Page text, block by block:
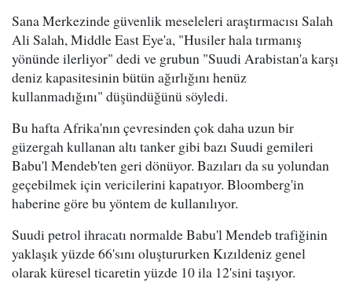
Sana Merkezinde güvenlik meseleleri araştırmacısı Salah
Ali Salah, Middle East Eye'a, "Husiler hala tırmanış
yönünde ilerliyor" dedi ve grubun "Suudi Arabistan'a karşı
deniz kapasitesinin bütün ağırlığını henüz
kullanmadığını" düşündüğünü söyledi.
Bu hafta Afrika'nın çevresinden çok daha uzun bir
güzergah kullanan altı tanker gibi bazı Suudi gemileri
Babu'l Mendeb'ten geri dönüyor. Bazıları da su yolundan
geçebilmek için vericilerini kapatıyor. Bloomberg'in
haberine göre bu yöntem de kullanılıyor.
Suudi petrol ihracatı normalde Babu'l Mendeb trafiğinin
yaklaşık yüzde 66'sını oluştururken Kızıldeniz genel
olarak küresel ticaretin yüzde 10 ila 12'sini taşıyor.